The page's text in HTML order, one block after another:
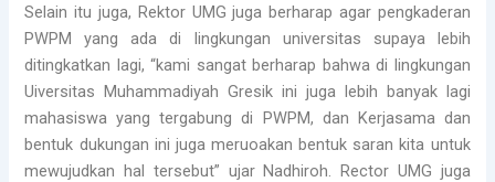
Selain itu juga, Rektor UMG juga berharap agar pengkaderan
PWPM yang ada di lingkungan universitas supaya lebih
ditingkatkan lagi, “kami sangat berharap bahwa di lingkungan
Uiversitas Muhammadiyah Gresik ini juga lebih banyak lagi
mahasiswa yang tergabung di PWPM, dan Kerjasama dan
bentuk dukungan ini juga meruoakan bentuk saran kita untuk
mewujudkan hal tersebut” ujar Nadhiroh. Rector UMG juga